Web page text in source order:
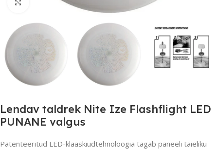
Suurendamiseks klõpsake
Lendav taldrek Nite Ize Flashflight LED
PUNANE valgus
Patenteeritud LED-klaaskiudtehnoloogia tagab paneeli täieliku